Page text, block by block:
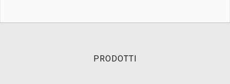
PRODOTTI